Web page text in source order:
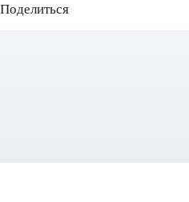
Поделиться